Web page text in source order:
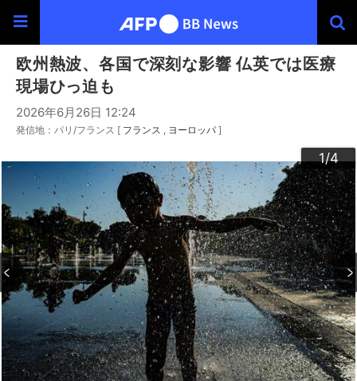
欧州熱波、各国で深刻な影響 仏英では医療
現場ひっ迫も
2026年6月26日 12:24
発信地：パリ/フランス [ フランス ヨーロッパ ]
1/4
2/4
3/4
4/4